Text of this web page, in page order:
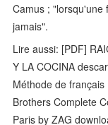
Camus ; "lorsqu'une
jamais".
Lire aussi: [PDF]
Y LA COCINA
Méthode de
Brothers Complete
Paris by ZAG